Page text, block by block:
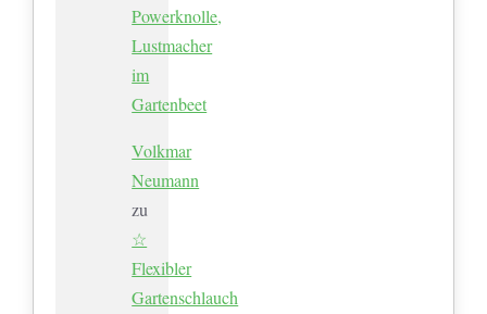
Powerknolle,
Lustmacher
im
Gartenbeet
Volkmar
Neumann
zu
☆
Flexibler
Gartenschlauch